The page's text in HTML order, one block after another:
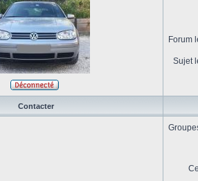
Forum
Sujet
Contacter